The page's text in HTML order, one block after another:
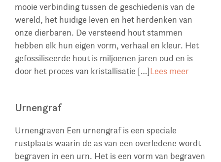
mooie verbinding tussen de geschiedenis van de
wereld, het huidige leven en het herdenken van
onze dierbaren. De versteend hout stammen
hebben elk hun eigen vorm, verhaal en kleur. Het
gefossiliseerde hout is miljoenen jaren oud en is
door het proces van kristallisatie […]Lees meer
Urnengraf
Urnengraven Een urnengraf is een speciale
rustplaats waarin de as van een overledene wordt
begraven in een urn. Het is een vorm van begraven